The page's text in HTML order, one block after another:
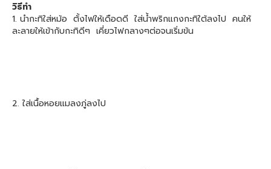
วิธีทำ
1. นำกะทิใส่หม้อ ตั้งไฟให้เดือดดี ใส่น้ำพริกแกงกะทิใต้ลงไป คนให้
ละลายให้เข้ากับกะทิดีๆ เคี่ยวไฟกลางๆต่อจนเริ่มข้น
2. ใส่เนื้อหอยแมลงภู่ลงไป